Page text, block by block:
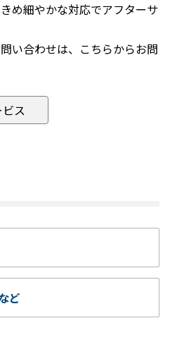
め細やかな対応でアフターサ
い合わせは、こちらからお問
ス
ど